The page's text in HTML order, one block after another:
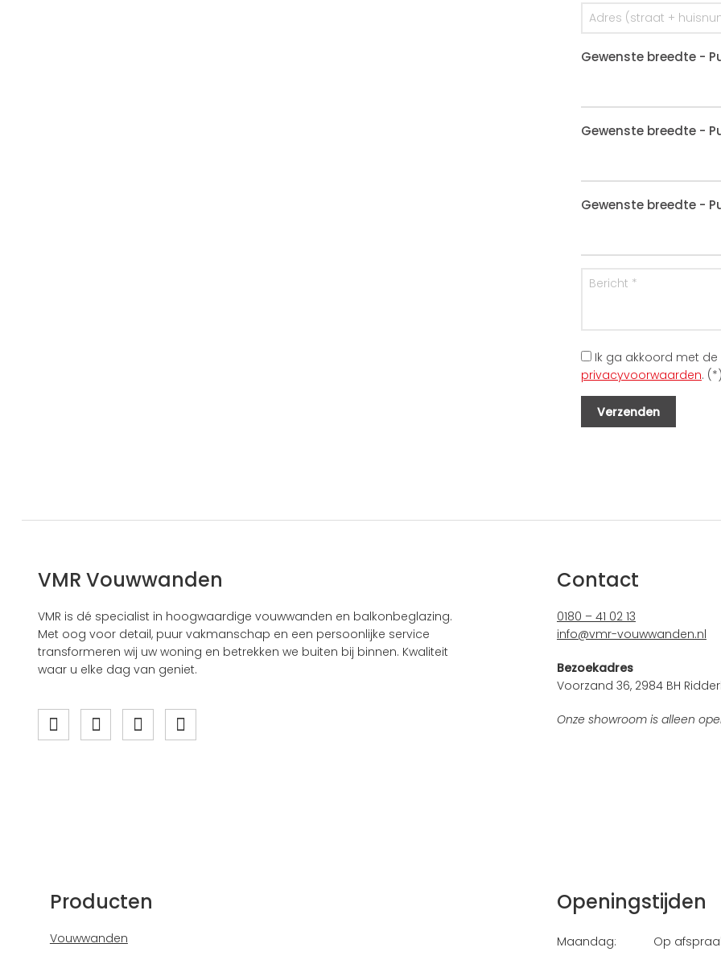
Gewenste breedte -
Gewenste breedte -
Gewenste breedte -
Ik ga akkoord met
privacyvoorwaarden. (*)
VMR Vouwwanden
VMR is dé specialist in hoogwaardige vouwwanden en balkonbeglazing.
Met oog voor detail, puur vakmanschap en een persoonlijke service
transformeren wij uw woning en betrekken we buiten bij binnen. Kwaliteit
waar u elke dag van geniet.
Contact
0180 – 41 02 13
info@vmr-vouwwanden.nl
Bezoekadres
Voorzand 36, 2984 BH
Onze showroom is alleen
Producten
Vouwwanden
Openingstijden
Maandag:
Op